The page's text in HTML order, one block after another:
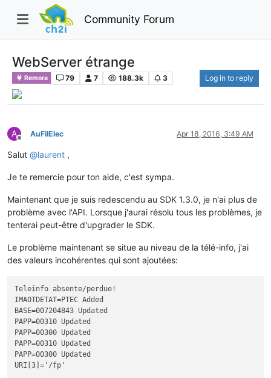
Community Forum
WebServer étrange
Remora 79 7 188.3k 3 Log in to reply
A
Offline
AuFilElec Apr 18, 2016, 3:49 AM
Salut @laurent ,
Je te remercie pour ton aide, c'est sympa.
Maintenant que je suis redescendu au SDK 1.3.0, je n'ai plus de
problème avec l'API. Lorsque j'aurai résolu tous les problèmes, je
tenterai peut-être d'upgrader le SDK.
Le problème maintenant se situe au niveau de la télé-info, j'ai
des valeurs incohérentes qui sont ajoutées:
Teleinfo absente/perdue!
IMAOTDETAT=PTEC Added
BASE=007204843 Updated
PAPP=00310 Updated
PAPP=00300 Updated
PAPP=00310 Updated
PAPP=00300 Updated